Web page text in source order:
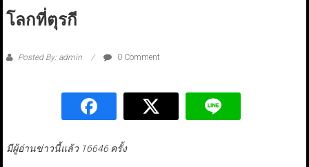
โลกที่ตุรกี
Posted By: admin 0 Comment
มีผู้อ่านข่าวนี้แล้ว 16646 ครั้ง